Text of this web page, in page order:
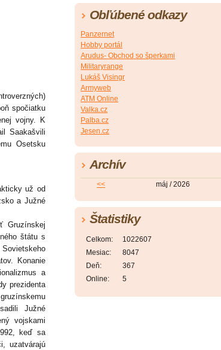
spočiatku
vojny. K
Saakašvili
Osetsku
už od
a Južné
Gruzínskej
štátu s
Sovietskeho
Konanie
a
prezidenta
Južné
vojskami
keď sa
uzatvárajú
Obľúbené odkazy
Panzernet
Hobby portál
Arudus- Obchod so šperkami
Militaryrange
Lukáš Visingr
Armyweb
ATM Online
Valka.cz
Palba.cz
Jesen.cz
Archív
<< máj / 2026
Štatistiky
Online: 5
Celkom:
1022607
Mesiac:
8047
Deň:
367